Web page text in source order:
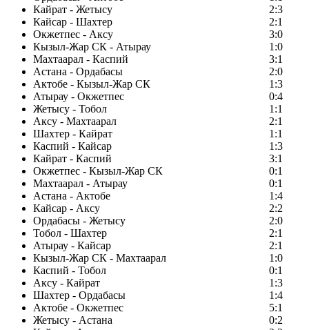
Кайрат - Жетысу
2:3
Кайсар - Шахтер
2:1
Окжетпес - Аксу
3:0
Кызыл-Жар СК - Атырау
1:0
Махтаарал - Каспий
3:1
Астана - Ордабасы
2:0
Актобе - Кызыл-Жар СК
1:3
Атырау - Окжетпес
0:4
Жетысу - Тобол
1:1
Аксу - Махтаарал
2:1
Шахтер - Кайрат
1:1
Каспий - Кайсар
1:3
Кайрат - Каспий
3:1
Окжетпес - Кызыл-Жар СК
0:1
Махтаарал - Атырау
0:1
Астана - Актобе
1:4
Кайсар - Аксу
2:2
Ордабасы - Жетысу
2:0
Тобол - Шахтер
2:1
Атырау - Кайсар
2:1
Кызыл-Жар СК - Махтаарал
1:0
Каспий - Тобол
0:1
Аксу - Кайрат
1:3
Шахтер - Ордабасы
1:4
Актобе - Окжетпес
5:1
Жетысу - Астана
0:2